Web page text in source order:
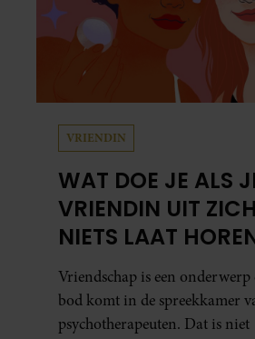
VRIENDIN
WAT DOE JE ALS
VRIENDIN UIT
NIETS LAAT
MARTINE GEEFT
Vriendschap is een onderwerp
bod komt in de spreekkamer
psychotherapeuten. Dat is niet